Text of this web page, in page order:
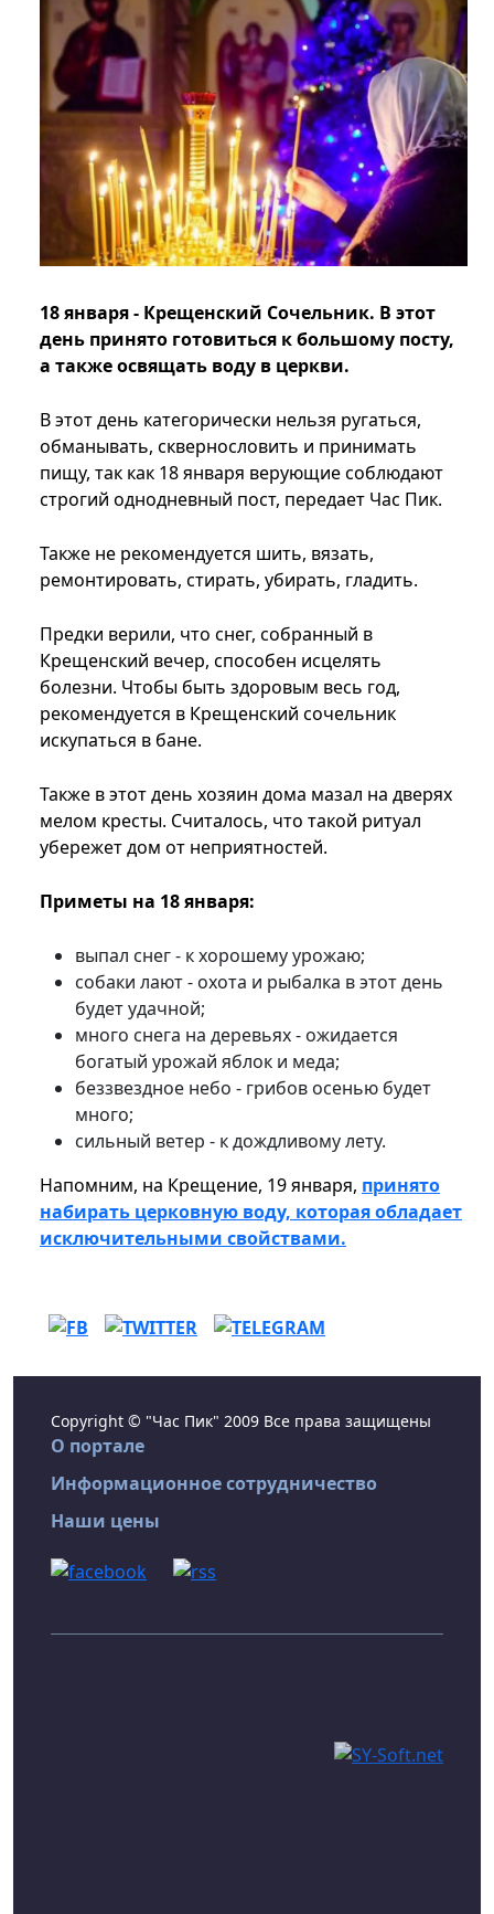
18 января - Крещенский Сочельник. В этот
день принято готовиться к большому посту,
а также освящать воду в церкви.
В этот день категорически нельзя ругаться,
обманывать, сквернословить и принимать
пищу, так как 18 января верующие соблюдают
строгий однодневный пост, передает Час Пик.
Также не рекомендуется шить, вязать,
ремонтировать, стирать, убирать, гладить.
Предки верили, что снег, собранный в
Крещенский вечер, способен исцелять
болезни. Чтобы быть здоровым весь год,
рекомендуется в Крещенский сочельник
искупаться в бане.
Также в этот день хозяин дома мазал на дверях
мелом кресты. Считалось, что такой ритуал
убережет дом от неприятностей.
Приметы на 18 января:
выпал снег - к хорошему урожаю;
собаки лают - охота и рыбалка в этот день
будет удачной;
много снега на деревьях - ожидается
богатый урожай яблок и меда;
беззвездное небо - грибов осенью будет
много;
сильный ветер - к дождливому лету.
Напомним, на Крещение, 19 января, принято
набирать церковную воду, которая обладает
исключительными свойствами.
Copyright © "Час Пик" 2009 Все права защищены
О портале
Информационное сотрудничество
Наши цены